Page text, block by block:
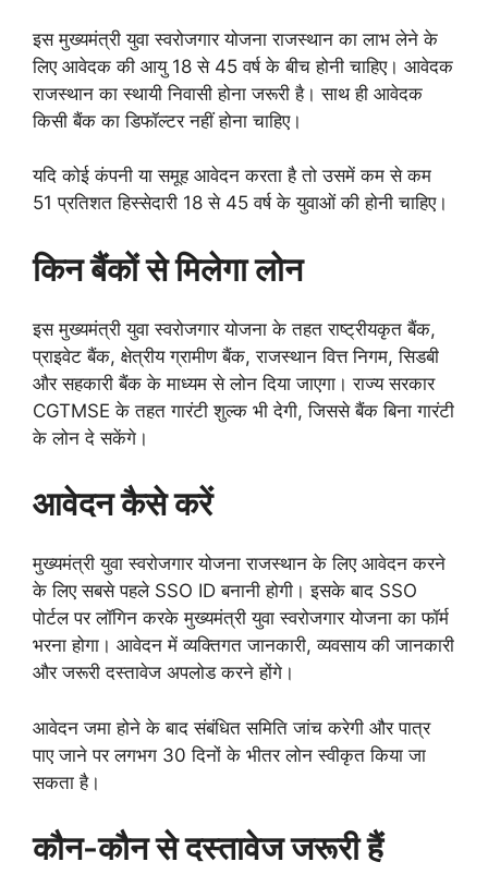
इस मुख्यमंत्री युवा स्वरोजगार योजना राजस्थान का लाभ लेने के
लिए आवेदक की आयु 18 से 45 वर्ष के बीच होनी चाहिए। आवेदक
राजस्थान का स्थायी निवासी होना जरूरी है। साथ ही आवेदक
किसी बैंक का डिफॉल्टर नहीं होना चाहिए।
यदि कोई कंपनी या समूह आवेदन करता है तो उसमें कम से कम
51 प्रतिशत हिस्सेदारी 18 से 45 वर्ष के युवाओं की होनी चाहिए।
किन बैंकों से मिलेगा लोन
इस मुख्यमंत्री युवा स्वरोजगार योजना के तहत राष्ट्रीयकृत बैंक,
प्राइवेट बैंक, क्षेत्रीय ग्रामीण बैंक, राजस्थान वित्त निगम, सिडबी
और सहकारी बैंक के माध्यम से लोन दिया जाएगा। राज्य सरकार
CGTMSE के तहत गारंटी शुल्क भी देगी, जिससे बैंक बिना गारंटी
के लोन दे सकेंगे।
आवेदन कैसे करें
मुख्यमंत्री युवा स्वरोजगार योजना राजस्थान के लिए आवेदन करने
के लिए सबसे पहले SSO ID बनानी होगी। इसके बाद SSO
पोर्टल पर लॉगिन करके मुख्यमंत्री युवा स्वरोजगार योजना का फॉर्म
भरना होगा। आवेदन में व्यक्तिगत जानकारी, व्यवसाय की जानकारी
और जरूरी दस्तावेज अपलोड करने होंगे।
आवेदन जमा होने के बाद संबंधित समिति जांच करेगी और पात्र
पाए जाने पर लगभग 30 दिनों के भीतर लोन स्वीकृत किया जा
सकता है।
कौन-कौन से दस्तावेज जरूरी हैं